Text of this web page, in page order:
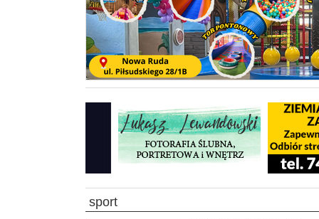
sport